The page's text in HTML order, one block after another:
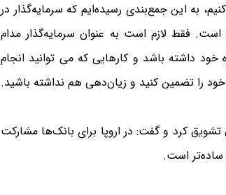
در ایران کار می‌کنیم، به این جمع‌بندی رسیده‌ایم که سرمایه‌گذار در
فقط لازم است به عنوان سرمایه‌گذار مدام
خود داشته باشد و کارهایی که می توانید انجام
خود را تضمین کنید و زیان‌دهی هم نداشته باشید.
تشویق کرد و گفت: در اروپا برای بانک‌ها مشارکت
ساده‌تر است.